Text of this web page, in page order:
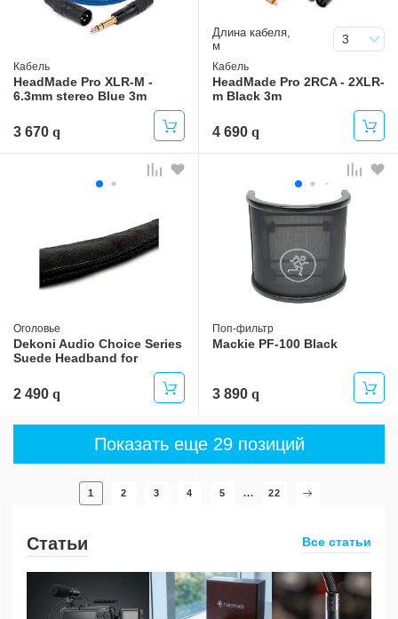
Кабель
HeadMade Pro XLR-M -
6.3mm stereo Blue 3m
3 670
Длина кабеля,
м
3
Кабель
HeadMade Pro 2RCA - 2XLR-
m Black 3m
4 690
Оголовье
Dekoni Audio Choice Series
Suede Headband for
2 490
Поп-фильтр
Mackie PF-100 Black
3 890
Показать еще 29 позиций
1 2 3 4 5 ... 22
Статьи Все статьи